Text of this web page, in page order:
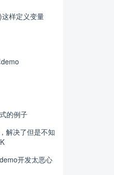
样定义变量
的例子
解决了但是不知
开发太恶心